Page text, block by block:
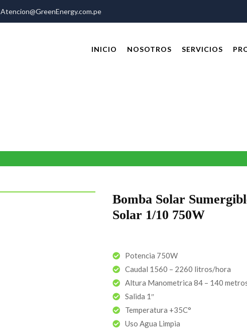
Atencion@GreenEnergy.com.pe
INICIO NOSOTROS SERVICIOS
Bomba Solar
Solar 1/10 750W
Potencia 750W
Caudal 1560 – 2260 litros/hora
Altura Manometrica 84 – 140
Salida 1″
Temperatura +35C°
Uso Agua Limpia